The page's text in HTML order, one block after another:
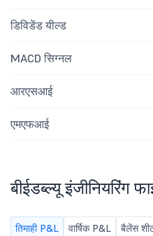
डिविडेंड यील्ड
MACD सिग्नल
आरएसआई
एमएफआई
बीईडब्ल्यू इंजीनियरिंग
तिमाही P&L वार्षिक P&L बैलेंस